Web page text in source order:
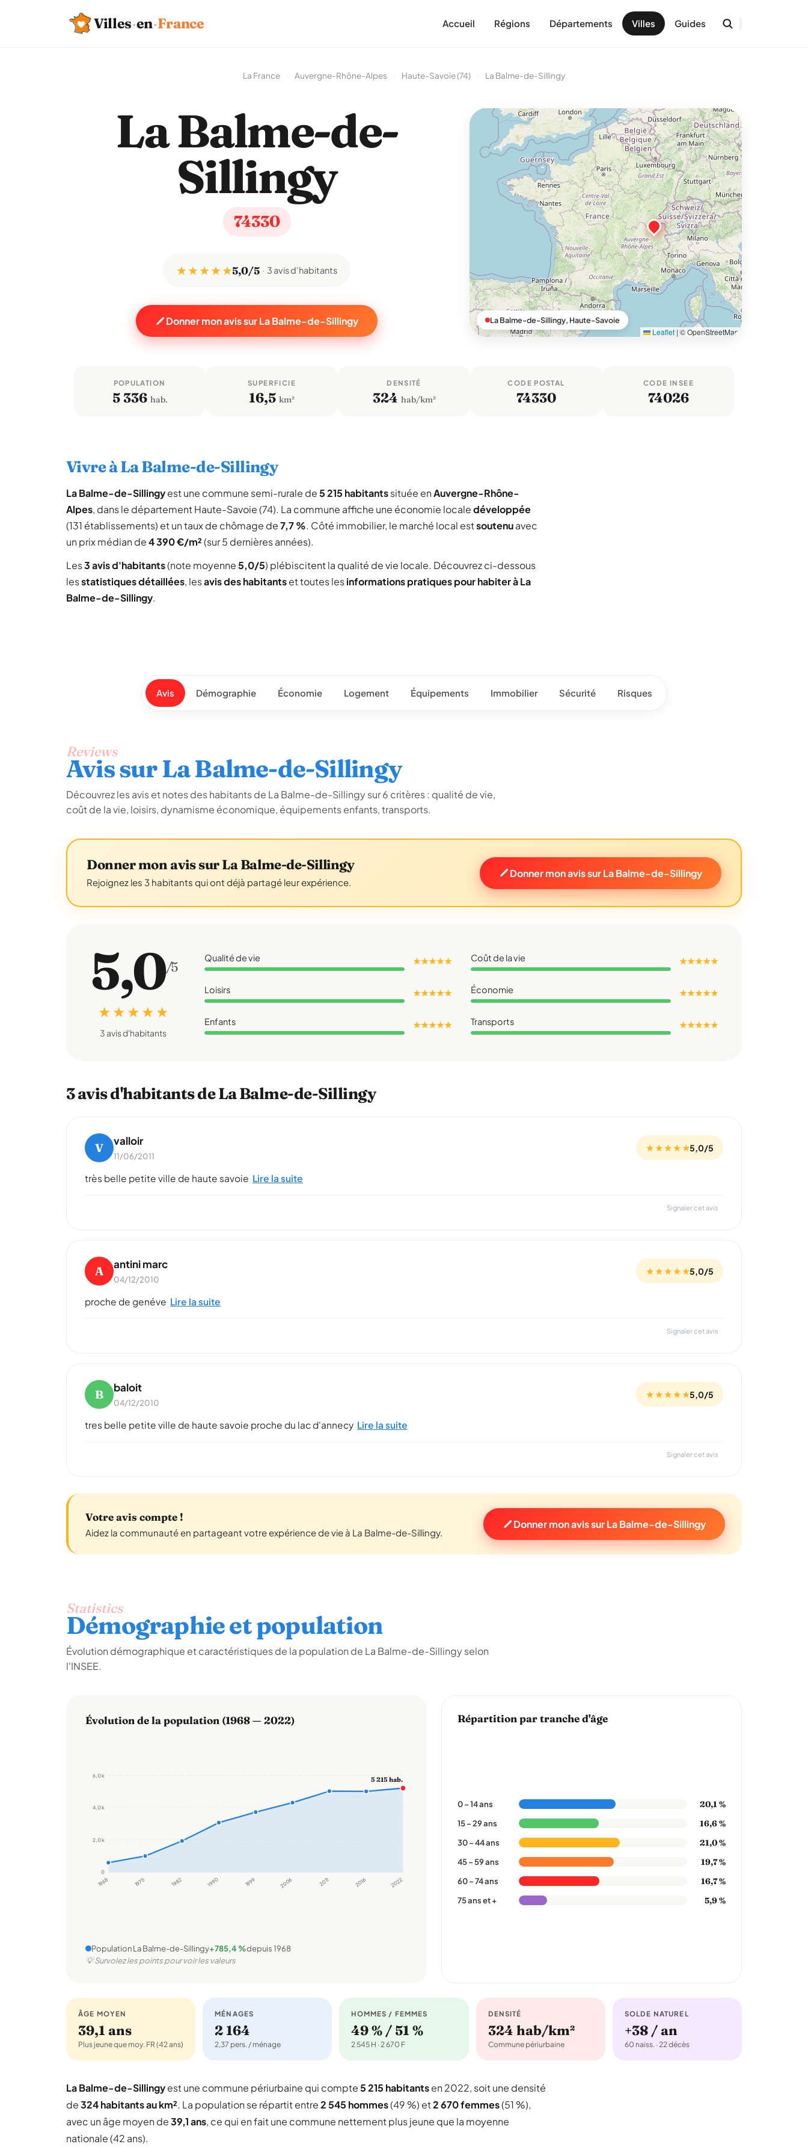
Villes·en·France Accueil Régions Départements Villes Guides
La France Auvergne-Rhône-Alpes Haute-Savoie (74) La Balme-de-Sillingy
La Balme-de-
Sillingy
74330
★ ★ ★ ★ ★5,0/5 3 avis d'habitants
Donner mon avis sur La Balme-de-Sillingy
Leaflet | © OpenStreetMap
La Balme-de-Sillingy, Haute-Savoie
POPULATION
5 336 hab.
SUPERFICIE
16,5 km²
DENSITÉ
324 hab/km²
CODE POSTAL
74330
CODE INSEE
74026
Vivre à La Balme-de-Sillingy
La Balme-de-Sillingyest une commune semi-rurale de5 215 habitantssituée enAuvergne-Rhône-
Alpes, dans le département Haute-Savoie (74). La commune affiche une économie localedéveloppée
(131 établissements) et un taux de chômage de7,7 %. Côté immobilier, le marché local estsoutenuavec
un prix médian de4 390 €/m²(sur 5 dernières années).
Les3 avis d'habitants(note moyenne5,0/5) plébiscitent la qualité de vie locale. Découvrez ci-dessous
lesstatistiques détaillées, lesavis des habitantset toutes lesinformations pratiques pour habiter à La
Balme-de-Sillingy.
Avis Démographie Économie Logement Équipements Immobilier Sécurité Risques
Reviews
Avis sur La Balme-de-Sillingy
Découvrez les avis et notes des habitants de La Balme-de-Sillingy sur 6 critères : qualité de vie,
coût de la vie, loisirs, dynamisme économique, équipements enfants, transports.
Donner mon avis sur La Balme-de-Sillingy
Rejoignez les 3 habitants qui ont déjà partagé leur expérience.
Donner mon avis sur La Balme-de-Sillingy
5,0/5
★ ★ ★ ★ ★
3 avis d'habitants
Qualité de vie ★ ★ ★ ★ ★ Coût de la vie ★ ★ ★ ★ ★
Loisirs ★ ★ ★ ★ ★ Économie ★ ★ ★ ★ ★
Enfants ★ ★ ★ ★ ★ Transports ★ ★ ★ ★ ★
3 avis d'habitants de La Balme-de-Sillingy
V valloir
11/06/2011
★ ★ ★ ★ ★5,0/5
très belle petite ville de haute savoie Lire la suite
Signaler cet avis
A antini marc
04/12/2010
★ ★ ★ ★ ★5,0/5
proche de genéve Lire la suite
Signaler cet avis
B baloit
04/12/2010
★ ★ ★ ★ ★5,0/5
tres belle petite ville de haute savoie proche du lac d'annecy Lire la suite
Signaler cet avis
Votre avis compte !
Aidez la communauté en partageant votre expérience de vie à La Balme-de-Sillingy.
Donner mon avis sur La Balme-de-Sillingy
Statistics
Démographie et population
Évolution démographique et caractéristiques de la population de La Balme-de-Sillingy selon
l'INSEE.
Évolution de la population (1968 — 2022)
0
2,0 k
4,0 k
6,0 k
1968 1975 1982 1990 1999 2006 2011 2016 2022
5 215 hab.
Population La Balme-de-Sillingy+785,4 %depuis 1968
💡 Survolez les points pour voir les valeurs
Répartition par tranche d'âge
0 – 14 ans 20,1 %
15 – 29 ans 16,6 %
30 – 44 ans 21,0 %
45 – 59 ans 19,7 %
60 – 74 ans 16,7 %
75 ans et + 5,9 %
ÂGE MOYEN
39,1 ans
Plus jeune que moy. FR (42 ans)
MÉNAGES
2 164
2,37 pers. / ménage
HOMMES / FEMMES
49 % / 51 %
2 545 H · 2 670 F
DENSITÉ
324 hab/km²
Commune périurbaine
SOLDE NATUREL
+38 / an
60 naiss. · 22 décès
La Balme-de-Sillingyest une commune périurbaine qui compte5 215 habitantsen 2022, soit une densité
de324 habitants au km². La population se répartit entre2 545 hommes(49 %) et2 670 femmes(51 %),
avec un âge moyen de39,1 ans, ce qui en fait une commune nettement plus jeune que la moyenne
nationale (42 ans).